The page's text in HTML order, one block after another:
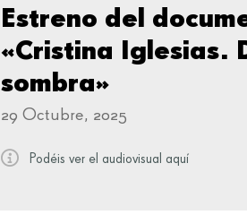
Estreno del
«Cristina Iglesias.
sombra»
29 Octubre, 2025
Podéis ver el audiovisual aquí